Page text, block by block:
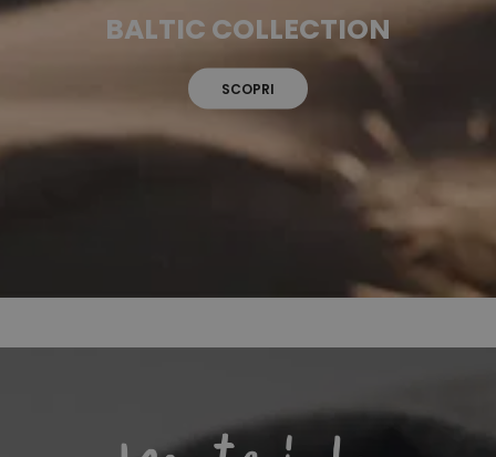
BALTIC COLLECTION
SCOPRI